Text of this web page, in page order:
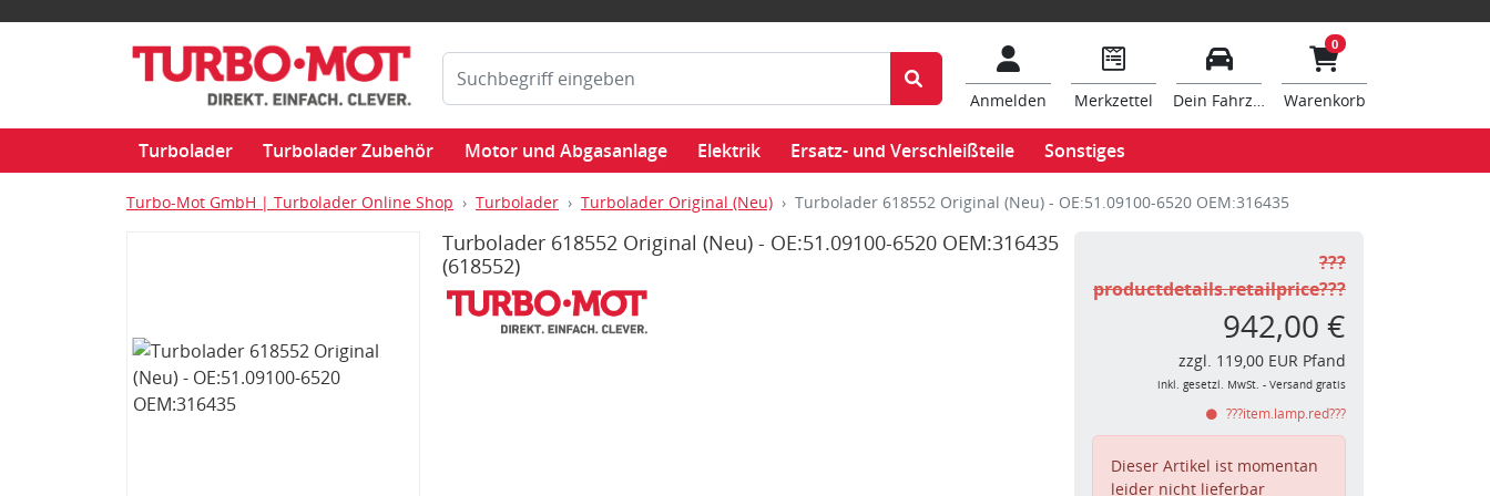
Anmelden Merkzettel Dein Fahrzeug
0
Warenkorb
Turbolader Turbolader Zubehör Motor und Abgasanlage Elektrik Ersatz- und Verschleißteile Sonstiges
Turbo-Mot GmbH | Turbolader Online Shop Turbolader Turbolader Original (Neu) Turbolader 618552 Original (Neu) - OE:51.09100-6520 OEM:316435
Turbolader 618552 Original (Neu) - OE:51.09100-6520 OEM:316435
(618552)
???
productdetails.retailprice???
942,00 €
zzgl. 119,00 EUR Pfand
inkl. gesetzl. MwSt. - Versand gratis
???item.lamp.red???
Dieser Artikel ist momentan
leider nicht lieferbar